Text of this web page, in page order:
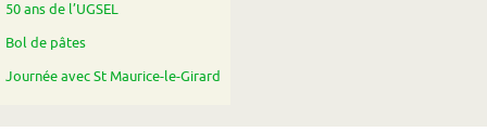
50 ans de l’UGSEL
Bol de pâtes
Journée avec St Maurice-le-Girard